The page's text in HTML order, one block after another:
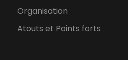
Organisation
Atouts et Points forts